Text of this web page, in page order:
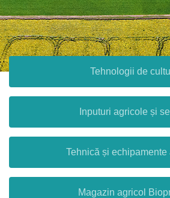
Tehnologii de
Inputuri agricole și
Tehnică și echipamente
Magazin agricol